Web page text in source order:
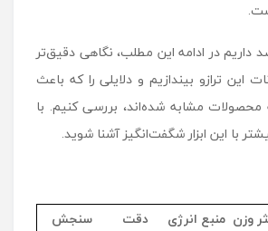
در ادامه این مطلب، نگاهی دقیق‌تر
این ترازو بیندازیم و دلایلی را که باعث
مشابه شده‌اند، بررسی کنیم. با
با این ابزار شگفت‌انگیز آشنا شوید.
وزن منبع انرژی
دقت
سنجش